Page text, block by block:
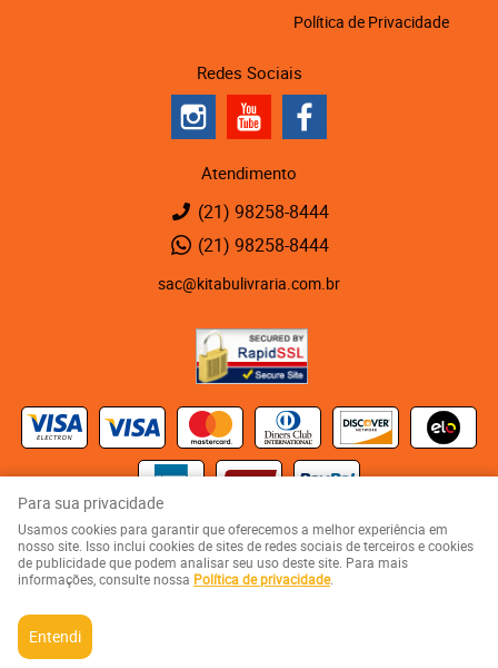
Política de Privacidade
Redes Sociais
Atendimento
(21) 98258-8444
(21) 98258-8444
sac@kitabulivraria.com.br
Kaza 123 - Rua Visconde de Abaeté, 123-Vila Isabel, Rio de Janeiro-RJ
CEP: 20551-080
KITABU LIVRARIA NEGRA E EDITORA LTDA
Para sua privacidade
Usamos cookies para garantir que oferecemos a melhor experiência em
nosso site. Isso inclui cookies de sites de redes sociais de terceiros e cookies
de publicidade que podem analisar seu uso deste site. Para mais
informações, consulte nossa Política de privacidade.
Entendi